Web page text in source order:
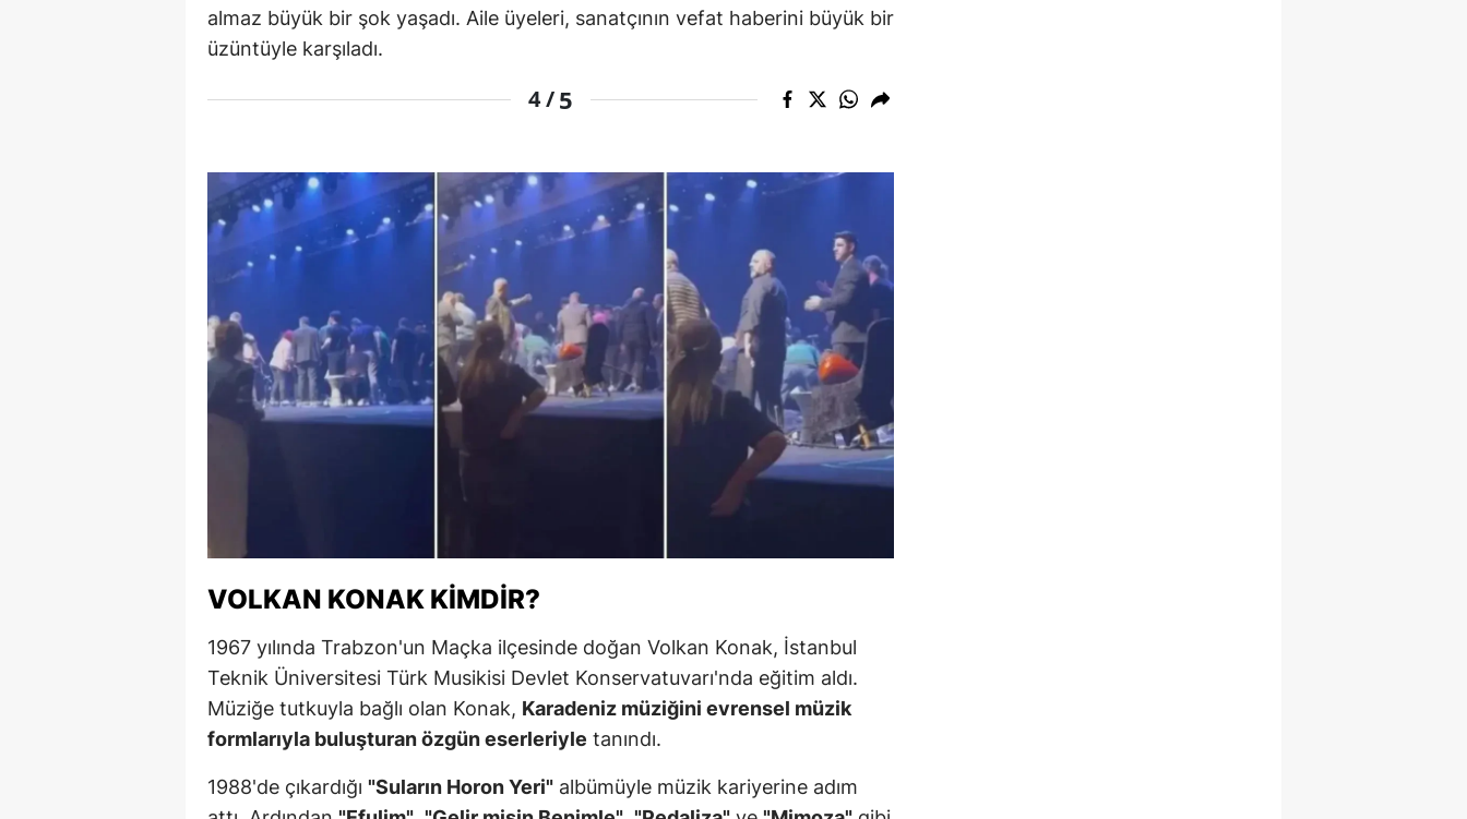
Bayburt
Kırıkkale
Şırnak
Bartın
Ardahan
Iğdır
Yalova
Karabük
almaz büyük bir şok yaşadı. Aile üyeleri, sanatçının vefat haberini büyük bir
üzüntüyle karşıladı.
4 /5
VOLKAN KONAK KIMDIR?
1967 yılında Trabzon'un Maçka ilçesinde doğan Volkan Konak, İstanbul
Teknik Üniversitesi Türk Musikisi Devlet Konservatuvarı'nda eğitim aldı.
Müziğe tutkuyla bağlı olan Konak, Karadeniz müziğini evrensel müzik
formlarıyla buluşturan özgün eserleriyle tanındı.
1988'de çıkardığı "Suların Horon Yeri" albümüyle müzik kariyerine adım